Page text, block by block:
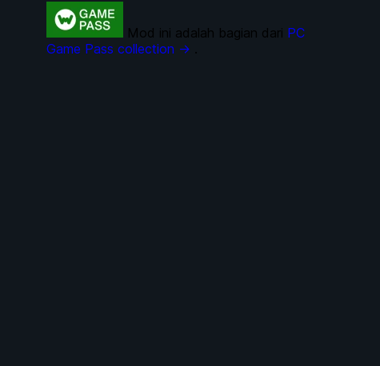
Mod ini adalah bagian dari PC
Game Pass collection → .